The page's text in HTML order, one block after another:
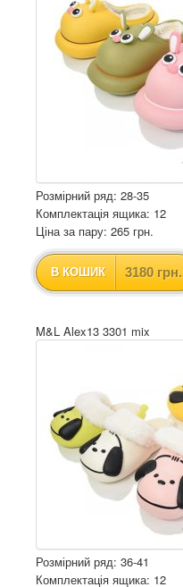
Розмірний ряд: 28-35
Комплектація ящика: 12
Ціна за пару: 265 грн.
В КОШИК 3180 грн.
M&L Alex13 3301 mix
Розмірний ряд: 36-41
Комплектація ящика: 12